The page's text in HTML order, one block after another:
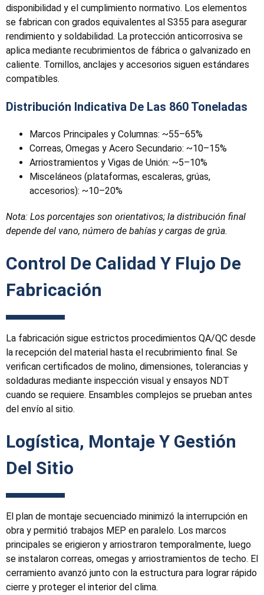
disponibilidad y el cumplimiento normativo. Los elementos
se fabrican con grados equivalentes al S355 para asegurar
rendimiento y soldabilidad. La protección anticorrosiva se
aplica mediante recubrimientos de fábrica o galvanizado en
caliente. Tornillos, anclajes y accesorios siguen estándares
compatibles.
Distribución Indicativa De Las 860 Toneladas
Marcos Principales y Columnas: ~55–65%
Correas, Omegas y Acero Secundario: ~10–15%
Arriostramientos y Vigas de Unión: ~5–10%
Misceláneos (plataformas, escaleras, grúas,
accesorios): ~10–20%
Nota: Los porcentajes son orientativos; la distribución final
depende del vano, número de bahías y cargas de grúa.
Control De Calidad Y Flujo De
Fabricación
La fabricación sigue estrictos procedimientos QA/QC desde
la recepción del material hasta el recubrimiento final. Se
verifican certificados de molino, dimensiones, tolerancias y
soldaduras mediante inspección visual y ensayos NDT
cuando se requiere. Ensambles complejos se prueban antes
del envío al sitio.
Logística, Montaje Y Gestión
Del Sitio
El plan de montaje secuenciado minimizó la interrupción en
obra y permitió trabajos MEP en paralelo. Los marcos
principales se erigieron y arriostraron temporalmente, luego
se instalaron correas, omegas y arriostramientos de techo. El
cerramiento avanzó junto con la estructura para lograr rápido
cierre y proteger el interior del clima.